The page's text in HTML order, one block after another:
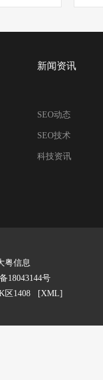
新闻资讯
SEO动态
SEO技术
科技资讯
网站|手机网站|微信小程序|霸屏推广
粤信息
18043144号
区1408
[XML]